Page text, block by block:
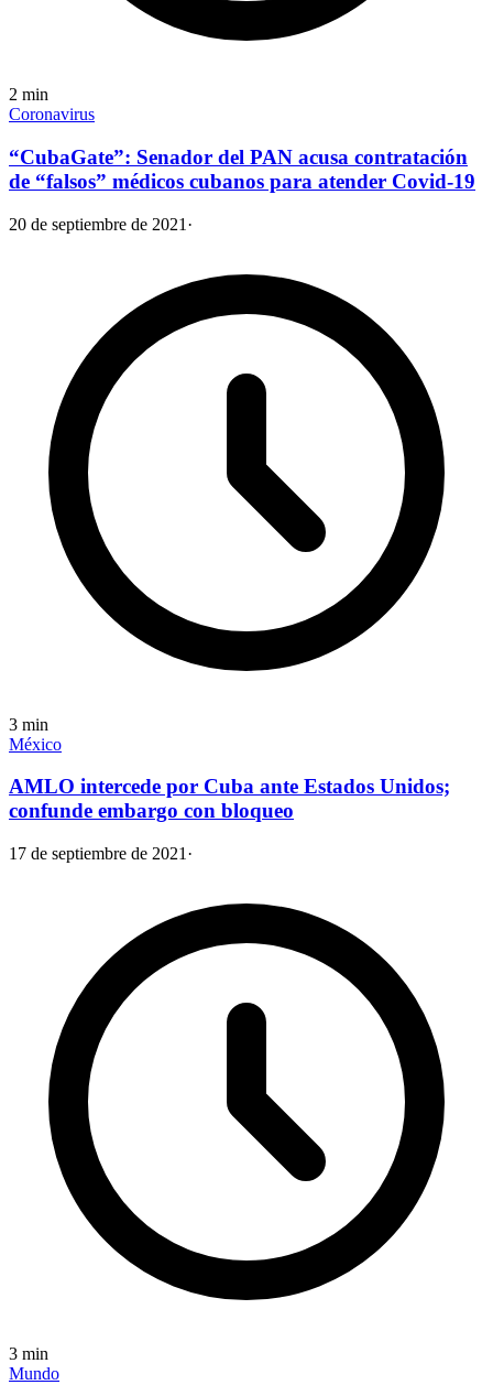
2 min
Coronavirus
“CubaGate”: Senador del PAN acusa contratación
de “falsos” médicos cubanos para atender Covid-19
20 de septiembre de 2021 ·
3 min
México
AMLO intercede por Cuba ante Estados Unidos;
confunde embargo con bloqueo
17 de septiembre de 2021 ·
3 min
Mundo